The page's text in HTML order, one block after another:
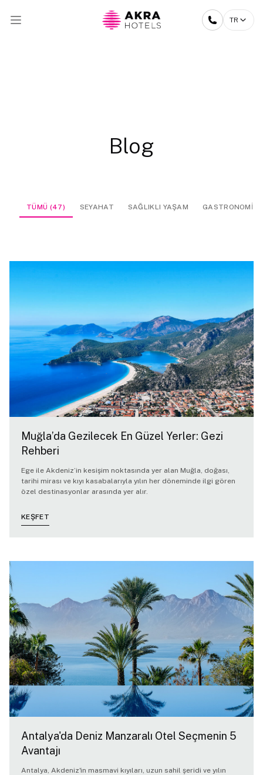
TR
Blog
TÜMÜ (47) SEYAHAT SAĞLIKLI YAŞAM GASTRONOMİ
Muğla’da Gezilecek En Güzel Yerler: Gezi
Rehberi
Ege ile Akdeniz’in kesişim noktasında yer alan Muğla, doğası,
tarihi mirası ve kıyı kasabalarıyla yılın her döneminde ilgi gören
özel destinasyonlar arasında yer alır.
KEŞFET
Antalya'da Deniz Manzaralı Otel Seçmenin 5
Avantajı
Antalya, Akdeniz'in masmavi kıyıları, uzun sahil şeridi ve yılın